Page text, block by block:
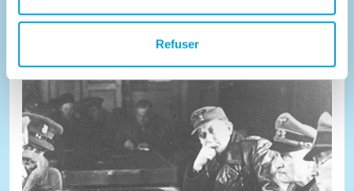
Refuser
#Verhaallijn